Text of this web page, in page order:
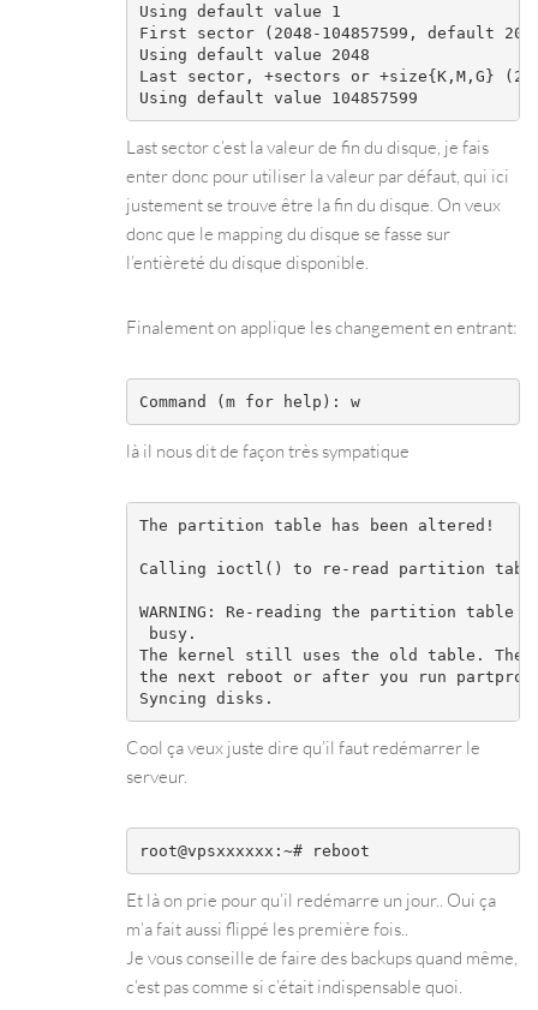
Using default value 1
First sector (2048-104857599, default
Using default value 2048
Last sector, +sectors or +size{K,M,G}
Last sector c’est la valeur de fin du disque, je fais
enter donc pour utiliser la valeur par défaut, qui ici
justement se trouve être la fin du disque. On veux
donc que le mapping du disque se fasse sur
l’entièreté du disque disponible.
Finalement on applique les changement en entrant:
Command (m for help): w
là il nous dit de façon très sympatique
The partition table has been altered!
Calling ioctl() to re-read partition
WARNING: Re-reading the partition
busy.
The kernel still uses the old table. The
the next reboot or after you run
Cool ça veux juste dire qu’il faut redémarrer le
serveur.
Et là on prie pour qu’il redémarre un jour.. Oui ça
m’a fait aussi flippé les première fois..
Je vous conseille de faire des backups quand même,
c’est pas comme si c’était indispensable quoi.